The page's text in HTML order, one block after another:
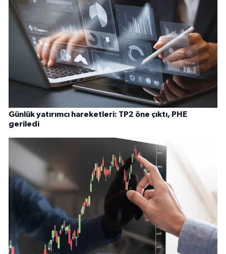
Günlük yatırımcı hareketleri: TP2 öne çıktı, PHE
geriledi